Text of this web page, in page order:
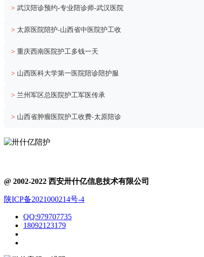
> 武汉陪诊预约-专业陪诊师-武汉医院
> 太原医院陪护-山西省中医院护工收
> 重庆西南医院护工多钱一天
> 山西医科大学第一医院陪诊陪护服
> 兰州军区总医院护工军医传承
> 山西省肿瘤医院护工收费-太原陪诊
@ 2002-2022 西安卅什亿信息技术有限公司
陕ICP备2021000214号-4
QQ:979707735
18092123179